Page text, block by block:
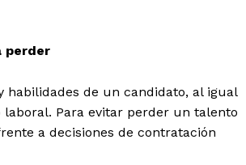
perder
de un candidato, al igual
Para evitar perder un talento
a decisiones de contratación